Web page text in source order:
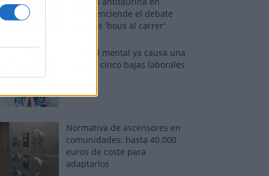
Alfafar enciende el debate
sobre los 'bous al carrer'
La salud mental ya causa una
de cada cinco bajas laborales
Normativa de ascensores en
comunidades: hasta 40.000
euros de coste para
adaptarlos